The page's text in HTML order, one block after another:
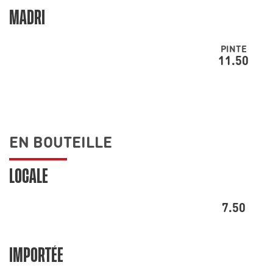
MADRI
PINTE
11.50
EN BOUTEILLE
LOCALE
7.50
IMPORTÉE